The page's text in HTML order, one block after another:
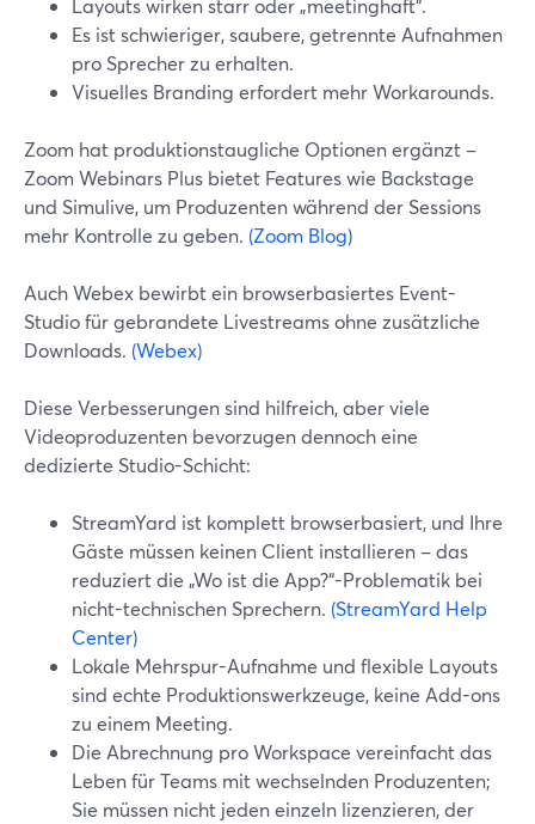
Layouts wirken starr oder „meetinghaft“.
Es ist schwieriger, saubere, getrennte Aufnahmen
pro Sprecher zu erhalten.
Visuelles Branding erfordert mehr Workarounds.
Zoom hat produktionstaugliche Optionen ergänzt –
Zoom Webinars Plus bietet Features wie Backstage
und Simulive, um Produzenten während der Sessions
mehr Kontrolle zu geben. (Zoom Blog)
Auch Webex bewirbt ein browserbasiertes Event-
Studio für gebrandete Livestreams ohne zusätzliche
Downloads. (Webex)
Diese Verbesserungen sind hilfreich, aber viele
Videoproduzenten bevorzugen dennoch eine
dedizierte Studio-Schicht:
StreamYard ist komplett browserbasiert, und Ihre
Gäste müssen keinen Client installieren – das
reduziert die „Wo ist die App?“-Problematik bei
nicht-technischen Sprechern. (StreamYard Help
Center)
Lokale Mehrspur-Aufnahme und flexible Layouts
sind echte Produktionswerkzeuge, keine Add-ons
zu einem Meeting.
Die Abrechnung pro Workspace vereinfacht das
Leben für Teams mit wechselnden Produzenten;
Sie müssen nicht jeden einzeln lizenzieren, der